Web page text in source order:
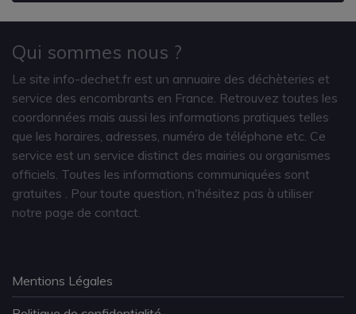
Qui sommes nous ?
Le site info-dechet.fr est un annuaire des déchèteries et
service des encombrants en France. Retrouvez toutes les
coordonnées mais aussi les informations pratiques telles
que les horaires, adresses, numéro de téléphone etc. Ce
service est un service distinct des mairies ou organismes
officiels. Toutes les informations communiquées sont
gratuites
. Pour toute question, n'hésitez pas à utiliser
notre page de contact.
Mentions Légales